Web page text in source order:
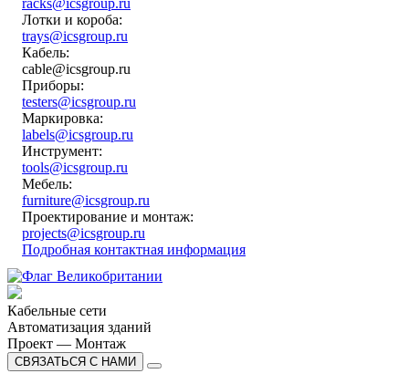
Лотки и короба:
trays@icsgroup.ru
Кабель:
cable@icsgroup.ru
Приборы:
testers@icsgroup.ru
Маркировка:
labels@icsgroup.ru
Инструмент:
tools@icsgroup.ru
Мебель:
furniture@icsgroup.ru
Проектирование и монтаж:
projects@icsgroup.ru
Подробная контактная информация
Кабельные сети
Автоматизация зданий
Проект — Монтаж
СВЯЗАТЬСЯ С НАМИ